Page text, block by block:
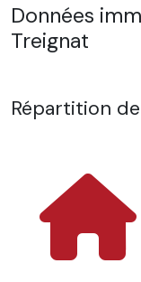
Données
Treignat
Répartition